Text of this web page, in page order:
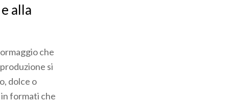
alla
che
si
dolce o
formati che